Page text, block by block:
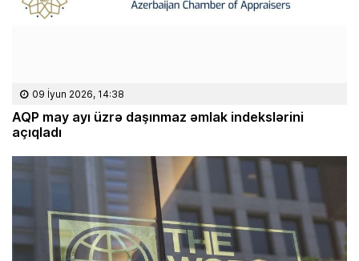
09 İyun 2026, 14:38
AQP may ayı üzrə daşınmaz əmlak indekslərini
açıqladı